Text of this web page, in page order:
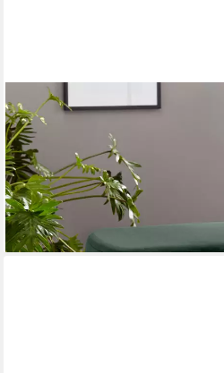
LOFT24
Polsterbank Beate, Bank, Hocker,
Metallgestell filigran
94,99 €
UVP119,99 €
-21%
lieferbar - in 4-5 Werktagen bei dir